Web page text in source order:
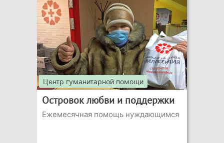
Центр гуманитарной помощи
Островок любви и поддержки
Ежемесячная помощь нуждающимся